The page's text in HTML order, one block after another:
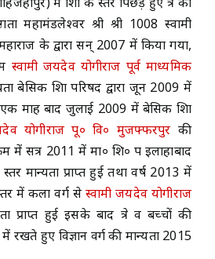
महामंडलेश्वर श्री श्री 1008 स्वामी
के द्वारा सन् 2007 में किया गया,
स्वामी जयदेव योगीराज पूर्व माध्यमिक
बेसिक शिक्षा परिषद द्वारा जून 2009 में
माह बाद जुलाई 2009 में बेसिक शिक्षा
योगीराज पू० वि० मुजफ्फरपुर की
में सत्र 2011 में मा० शि० प इलाहाबाद
मान्यता प्राप्त हुई तथा वर्ष 2013 में
में कला वर्ग से स्वामी जयदेव योगीराज
प्राप्त हुई इसके बाद क्षेत्र व बच्चों की
हुए विज्ञान वर्ग की मान्यता 2015